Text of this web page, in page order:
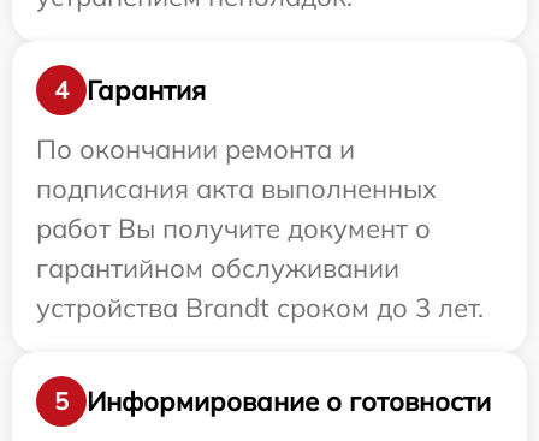
4
Гарантия
По окончании ремонта и
подписания акта выполненных
работ Вы получите документ о
гарантийном обслуживании
устройства Brandt сроком до 3 лет.
5
Информирование о готовности